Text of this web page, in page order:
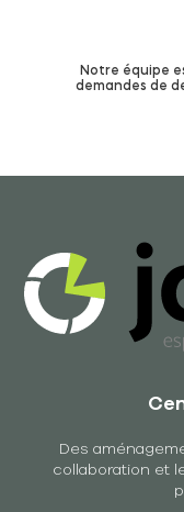
Notre équipe
demandes de
Des
collaboration et